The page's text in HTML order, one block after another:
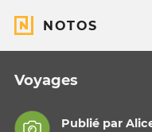
NOTOS
Voyages
Publié par